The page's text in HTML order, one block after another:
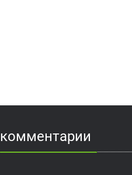
комментарии